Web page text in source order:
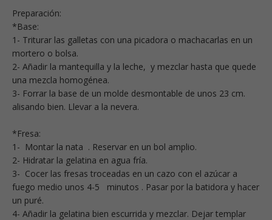
Preparación:
*Base:
1- Triturar las galletas con una picadora o machacarlas en un
mortero o bolsa.
2- Añadir la mantequilla y la leche, y mezclar hasta que quede
una mezcla homogénea.
3- Forrar la base de un molde desmontable de unos 23 cm.
alisando bien. Llevar a la nevera.
*Fresa:
1- Montar la nata . Reservar en un bol amplio.
2- Hidratar la gelatina en agua fría.
3- Cocer las fresas troceadas en un cazo con el azúcar a
fuego medio unos 4-5 minutos . Pasar por la batidora y hacer
un puré.
4- Añadir la gelatina bien escurrida y mezclar. Dejar templar